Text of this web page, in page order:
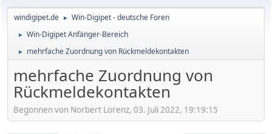
windigipet.de ► Win-Digipet - deutsche Foren
► Win-Digipet Anfänger-Bereich
► mehrfache Zuordnung von Rückmeldekontakten
mehrfache Zuordnung von
Rückmeldekontakten
Begonnen von Norbert Lorenz, 03. Juli 2022, 19:19:15